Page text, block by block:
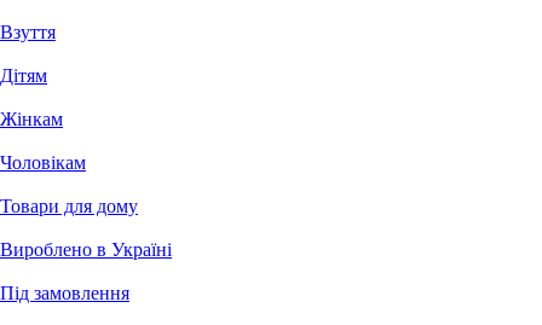
Взуття
Дітям
Жінкам
Чоловікам
Товари для дому
Вироблено в Україні
Під замовлення